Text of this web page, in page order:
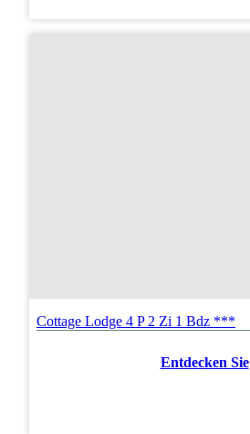
Cottage Lodge 4 P 2 Zi 1 Bdz ***
Entdecken Sie